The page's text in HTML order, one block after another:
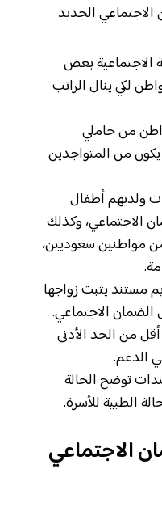
الاجتماعي الجديد
الاجتماعية بعض
لكي ينال الراتب
من حاملي
يكون من المتواجدين
ولديهم أطفال
الاجتماعي، وكذلك
مواطنين سعوديين،
مستند يثبت زواجها
الاجتماعي.
من الحد الأدنى
الدعم.
توضح الحالة
الطبية للأسرة.
الاجتماعي